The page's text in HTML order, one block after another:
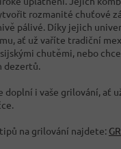
rozmanité chuťové
pálivé. Díky jejich
ať už vaříte tradiční
chutěmi, nebo
dezertů.
doplní i vaše grilování, ať
na grilování najdete: